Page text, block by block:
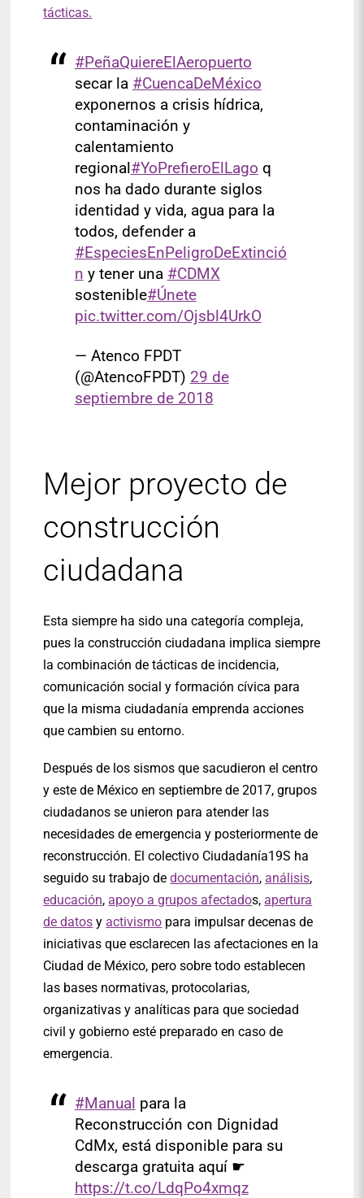
tácticas.
#PeñaQuiereElAeropuerto
secar la #CuencaDeMéxico
exponernos a crisis hídrica,
contaminación y
calentamiento
regional#YoPrefieroElLago q
nos ha dado durante siglos
identidad y vida, agua para la
todos, defender a
#EspeciesEnPeligroDeExtinció
n y tener una #CDMX
sostenible#Únete
pic.twitter.com/Ojsbl4UrkO
— Atenco FPDT
(@AtencoFPDT) 29 de
septiembre de 2018
Mejor proyecto de
construcción
ciudadana
Esta siempre ha sido una categoría compleja,
pues la construcción ciudadana implica siempre
la combinación de tácticas de incidencia,
comunicación social y formación cívica para
que la misma ciudadanía emprenda acciones
que cambien su entorno.
Después de los sismos que sacudieron el centro
y este de México en septiembre de 2017, grupos
ciudadanos se unieron para atender las
necesidades de emergencia y posteriormente de
reconstrucción. El colectivo Ciudadanía19S ha
seguido su trabajo dedocumentación, análisis,
educación, apoyo a grupos afectados, apertura
de datos y activismo para impulsar decenas de
iniciativas que esclarecen las afectaciones en la
Ciudad de México, pero sobre todo establecen
las bases normativas, protocolarias,
organizativas y analíticas para que sociedad
civil y gobierno esté preparado en caso de
emergencia.
#Manual para la
Reconstrucción con Dignidad
CdMx, está disponible para su
descarga gratuita aquí ☛
https://t.co/LdqPo4xmqz